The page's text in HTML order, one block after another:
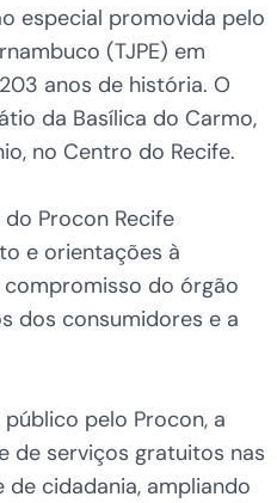
especial promovida pelo
(TJPE) em
anos de história. O
da Basílica do Carmo,
no Centro do Recife.
Procon Recife
e orientações à
do órgão
dos consumidores e a
pelo Procon, a
de serviços gratuitos nas
de cidadania, ampliando